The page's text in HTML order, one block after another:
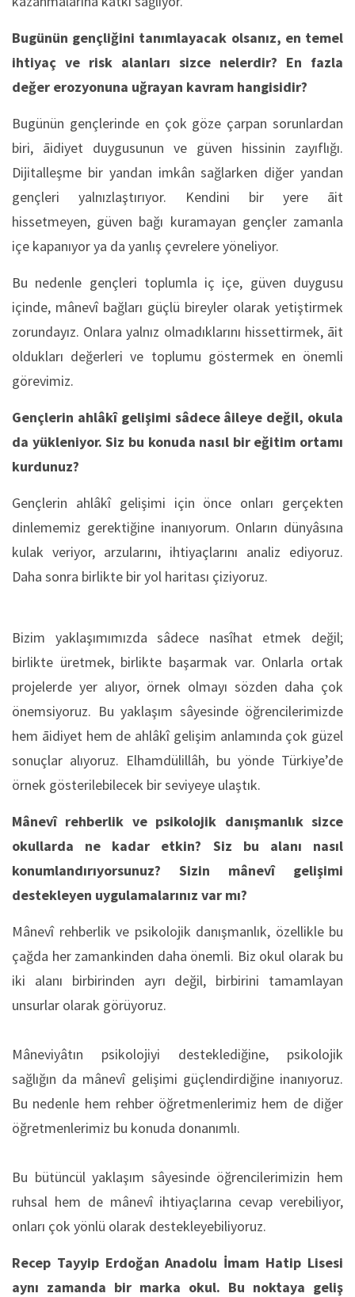
Bugünün gençliğini tanımlayacak olsanız, en temel
ihtiyaç ve risk alanları sizce nelerdir? En fazla
değer erozyonuna uğrayan kavram hangisidir?
Bugünün gençlerinde en çok göze çarpan sorunlardan
biri, āidiyet duygusunun ve güven hissinin zayıflığı.
Dijitalleşme bir yandan imkân sağlarken diğer yandan
gençleri yalnızlaştırıyor. Kendini bir yere āit
hissetmeyen, güven bağı kuramayan gençler zamanla
içe kapanıyor ya da yanlış çevrelere yöneliyor.
Bu nedenle gençleri toplumla iç içe, güven duygusu
içinde, mânevî bağları güçlü bireyler olarak yetiştirmek
zorundayız. Onlara yalnız olmadıklarını hissettirmek, āit
oldukları değerleri ve toplumu göstermek en önemli
görevimiz.
Gençlerin ahlâkî gelişimi sâdece âileye değil, okula
da yükleniyor. Siz bu konuda nasıl bir eğitim ortamı
kurdunuz?
Gençlerin ahlâkî gelişimi için önce onları gerçekten
dinlememiz gerektiğine inanıyorum. Onların dünyâsına
kulak veriyor, arzularını, ihtiyaçlarını analiz ediyoruz.
Daha sonra birlikte bir yol haritası çiziyoruz.
Bizim yaklaşımımızda sâdece nasîhat etmek değil;
birlikte üretmek, birlikte başarmak var. Onlarla ortak
projelerde yer alıyor, örnek olmayı sözden daha çok
önemsiyoruz. Bu yaklaşım sâyesinde öğrencilerimizde
hem āidiyet hem de ahlâkî gelişim anlamında çok güzel
sonuçlar alıyoruz. Elhamdülillâh, bu yönde Türkiye’de
örnek gösterilebilecek bir seviyeye ulaştık.
Mânevî rehberlik ve psikolojik danışmanlık sizce
okullarda ne kadar etkin? Siz bu alanı nasıl
konumlandırıyorsunuz? Sizin mânevî gelişimi
destekleyen uygulamalarınız var mı?
Mânevî rehberlik ve psikolojik danışmanlık, özellikle bu
çağda her zamankinden daha önemli. Biz okul olarak bu
iki alanı birbirinden ayrı değil, birbirini tamamlayan
unsurlar olarak görüyoruz.
Mâneviyâtın psikolojiyi desteklediğine, psikolojik
sağlığın da mânevî gelişimi güçlendirdiğine inanıyoruz.
Bu nedenle hem rehber öğretmenlerimiz hem de diğer
öğretmenlerimiz bu konuda donanımlı.
Bu bütüncül yaklaşım sâyesinde öğrencilerimizin hem
ruhsal hem de mânevî ihtiyaçlarına cevap verebiliyor,
onları çok yönlü olarak destekleyebiliyoruz.
Recep Tayyip Erdoğan Anadolu İmam Hatip Lisesi
aynı zamanda bir marka okul. Bu noktaya geliş